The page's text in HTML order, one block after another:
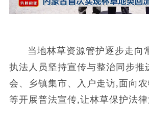
当地林草资源管护逐步走向
执法人员坚持宣传与整治同步推
会、乡镇集市、入户走访,面向
等开展普法宣传,让林草保护法律